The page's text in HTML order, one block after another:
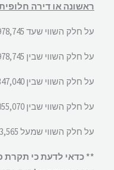
ראשונה או דירה חלופית
על חלק השווי שעד 1,978,745 ₪:
על חלק השווי שבין 1,978,745 ₪ – 2,347,040 ₪ –
על חלק השווי שבין 2,347,040 ₪ – 6,055,070 ₪–
על חלק השווי שבין 6,055,070 ₪ – 20,583,565 ₪ –
על חלק השווי שמעל 20,583,565 ₪ –
** כדאי לדעת כי תקרת